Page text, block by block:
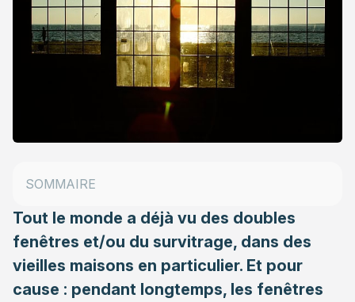
Tout le monde a déjà vu des doubles
fenêtres et/ou du survitrage, dans des
vieilles maisons en particulier. Et pour
cause : pendant longtemps, les fenêtres
SOMMAIRE
Survitrage : deux méthodes
Survitrage : les points à surveiller